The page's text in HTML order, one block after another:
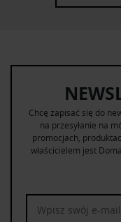
Chcę zapisać się do
na przesyłanie na
promocjach,
właścicielem jest